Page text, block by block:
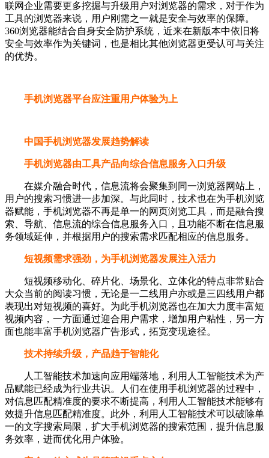
联网企业需要更多挖掘与升级用户对浏览器的需求，对于作为
工具的浏览器来说，用户刚需之一就是安全与效率的保障。
360浏览器能结合自身安全防护系统，近来在新版本中依旧将
安全与效率作为关键词，也是相比其他浏览器更受认可与关注
的优势。
手机浏览器平台应注重用户体验为上
中国手机浏览器发展趋势解读
手机浏览器由工具产品向综合信息服务入口升级
在媒介融合时代，信息流将会聚集到同一浏览器网站上，
用户的搜索习惯进一步加深。与此同时，技术也在为手机浏览
器赋能，手机浏览器不再是单一的网页浏览工具，而是融合搜
索、导航、信息流的综合信息服务入口，且功能不断在信息服
务领域延伸，并根据用户的搜索需求匹配相应的信息服务。
短视频需求强劲，为手机浏览器发展注入活力
短视频移动化、碎片化、场景化、立体化的特点非常贴合
大众当前的阅读习惯，无论是一二线用户亦或是三四线用户都
表现出对短视频的喜好。为此手机浏览器也在加大力度丰富短
视频内容，一方面通过迎合用户需求，增加用户粘性，另一方
面也能丰富手机浏览器广告形式，拓宽变现途径。
技术持续升级，产品趋于智能化
人工智能技术加速向应用端落地，利用人工智能技术为产
品赋能已经成为行业共识。人们在使用手机浏览器的过程中，
对信息匹配精准度的要求不断提高，利用人工智能技术能够有
效提升信息匹配精准度。此外，利用人工智能技术可以破除单
一的文字搜索局限，扩大手机浏览器的搜索范围，提升信息服
务效率，进而优化用户体验。